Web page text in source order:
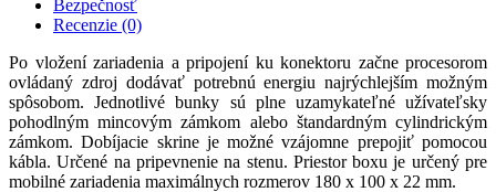
Bezpečnosť
Recenzie (0)
Po vložení zariadenia a pripojení ku konektoru začne procesorom
ovládaný zdroj dodávať potrebnú energiu najrýchlejším možným
spôsobom. Jednotlivé bunky sú plne uzamykateľné užívateľsky
pohodlným mincovým zámkom alebo štandardným cylindrickým
zámkom. Dobíjacie skrine je možné vzájomne prepojiť pomocou
kábla. Určené na pripevnenie na stenu. Priestorboxu je určený pre
mobilné zariadenia maximálnych rozmerov 180 x 100 x 22 mm.